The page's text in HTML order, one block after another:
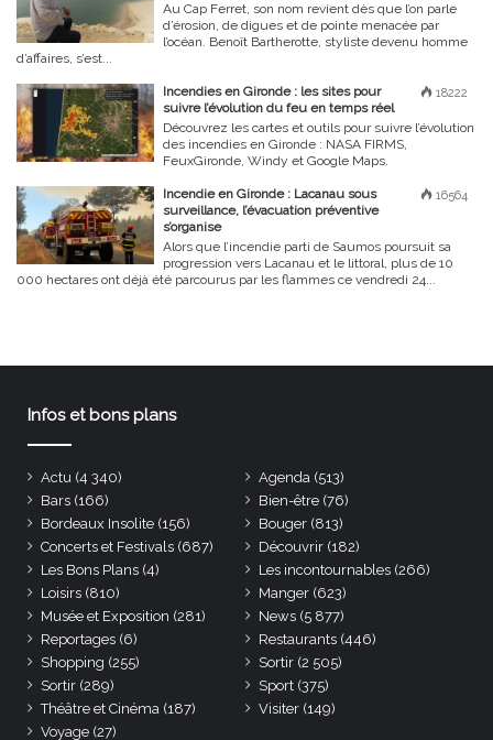
Au Cap Ferret, son nom revient dès que l’on parle
d’érosion, de digues et de pointe menacée par
l’océan. Benoît Bartherotte, styliste devenu homme
d’affaires, s’est...
18222
Incendies en Gironde : les sites pour
suivre l’évolution du feu en temps réel
Découvrez les cartes et outils pour suivre l’évolution
des incendies en Gironde : NASA FIRMS,
FeuxGironde, Windy et Google Maps.
16564
Incendie en Gironde : Lacanau sous
surveillance, l’évacuation préventive
s’organise
Alors que l’incendie parti de Saumos poursuit sa
progression vers Lacanau et le littoral, plus de 10
000 hectares ont déjà été parcourus par les flammes ce vendredi 24...
Infos et bons plans
Actu (4 340) Agenda (513)
Bars (166) Bien-être (76)
Bordeaux Insolite (156) Bouger (813)
Concerts et Festivals (687) Découvrir (182)
Les Bons Plans (4) Les incontournables (266)
Loisirs (810) Manger (623)
Musée et Exposition (281) News (5 877)
Reportages (6) Restaurants (446)
Shopping (255) Sortir (2 505)
Sortir (289) Sport (375)
Théâtre et Cinéma (187) Visiter (149)
Voyage (27)